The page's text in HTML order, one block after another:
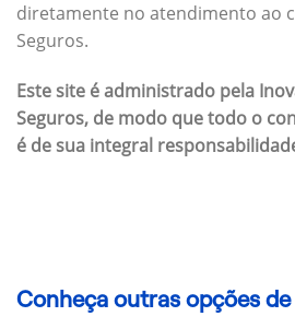
diretamente no atendimento ao
Seguros.
Este site é administrado pela
Seguros, de modo que todo o
é de sua integral
Conheça outras opções